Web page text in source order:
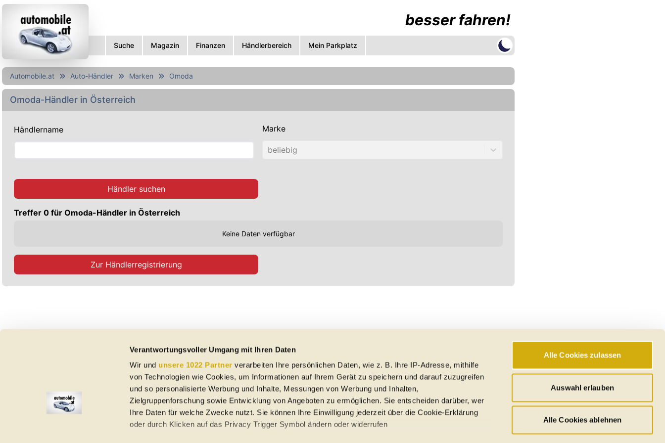
Verantwortungsvoller Umgang mit Ihren Daten
Wir und unsere 1022 Partner verarbeiten Ihre persönlichen Daten, wie z. B. Ihre IP-Adresse, mithilfe
von Technologien wie Cookies, um Informationen auf Ihrem Gerät zu speichern und darauf zuzugreifen
und so personalisierte Werbung und Inhalte, Messungen von Werbung und Inhalten,
Zielgruppenforschung sowie Entwicklung von Angeboten zu ermöglichen. Sie entscheiden darüber, wer
Ihre Daten für welche Zwecke nutzt. Sie können Ihre Einwilligung jederzeit über die Cookie-Erklärung
oder durch Klicken auf das Privacy Trigger Symbol ändern oder widerrufen
Alle Cookies zulassen
Auswahl erlauben
Alle Cookies ablehnen
besser fahren!
Suche Magazin Finanzen Händlerbereich Mein Parkplatz
Automobile.at Auto-Händler Marken Omoda
Omoda-Händler in Österreich
Händlername Marke
beliebig
Händler suchen
Treffer 0 für Omoda-Händler in Österreich
Keine Daten verfügbar
Zur Händlerregistrierung